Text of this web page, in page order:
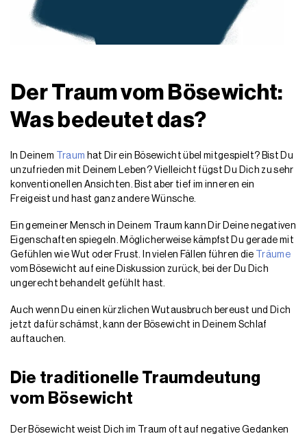
Der Traum vom Bösewicht:
Was bedeutet das?
In Deinem Traum hat Dir ein Bösewicht übel mitgespielt? Bist Du
unzufrieden mit Deinem Leben? Vielleicht fügst Du Dich zu sehr
konventionellen Ansichten. Bist aber tief im inneren ein
Freigeist und hast ganz andere Wünsche.
Ein gemeiner Mensch in Deinem Traum kann Dir Deine negativen
Eigenschaften spiegeln. Möglicherweise kämpfst Du gerade mit
Gefühlen wie Wut oder Frust. In vielen Fällen führen die
Träume
vom Bösewicht auf eine Diskussion zurück, bei der Du Dich
ungerecht behandelt gefühlt hast.
Auch wenn Du einen kürzlichen Wutausbruch bereust und Dich
jetzt dafür schämst, kann der Bösewicht in Deinem Schlaf
auftauchen.
Die traditionelle Traumdeutung
vom Bösewicht
Der Bösewicht weist Dich im Traum oft auf negative Gedanken